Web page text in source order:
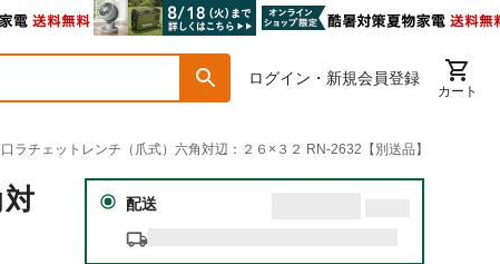
ログイン・新規会員登録
カート
ラチェットレンチ（爪式）六角対辺：２６×３２ RN-2632【別送品】
配送